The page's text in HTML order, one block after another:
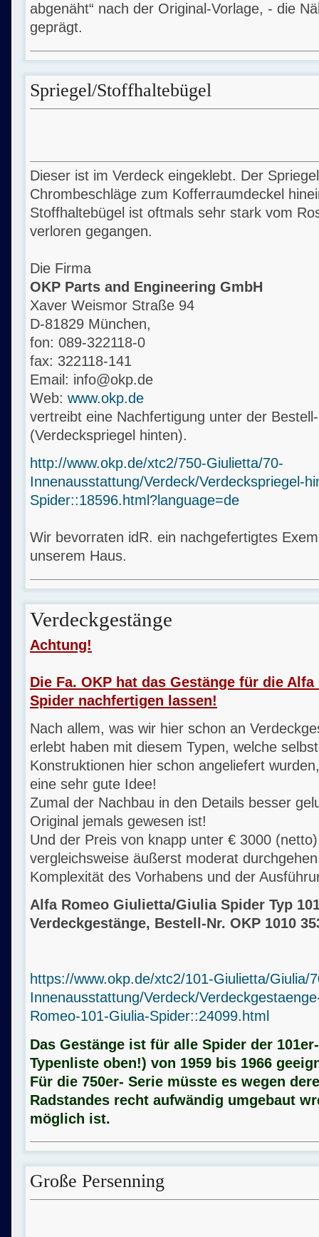
abgenäht“ nach der Original-Vorlage, - die
geprägt.
Spriegel/Stoffhaltebügel
Dieser ist im Verdeck eingeklebt. Der
Chrombeschläge zum Kofferraumdeckel
Stoffhaltebügel ist oftmals sehr stark vom
verloren gegangen.
Die Firma
OKP Parts and Engineering GmbH
Xaver Weismor Straße 94
D-81829 München,
fon: 089-322118-0
fax: 322118-141
Email: info@okp.de
Web: www.okp.de
vertreibt eine Nachfertigung unter der
(Verdeckspriegel hinten).
http://www.okp.de/xtc2/750-Giulietta/70-
Innenausstattung/Verdeck/Verdeckspriegel-
Spider::18596.html?language=de
Wir bevorraten idR. ein nachgefertigtes
unserem Haus.
Verdeckgestänge
Achtung!
Die Fa. OKP hat das Gestänge für die
Spider nachfertigen lassen!
Nach allem, was wir hier schon an
erlebt haben mit diesem Typen, welche
Konstruktionen hier schon angeliefert
eine sehr gute Idee!
Zumal der Nachbau in den Details besser
Original jemals gewesen ist!
Und der Preis von knapp unter € 3000
vergleichsweise äußerst moderat
Komplexität des Vorhabens und der
Alfa Romeo Giulietta/Giulia Spider Typ
Verdeckgestänge, Bestell-Nr. OKP 1010
https://www.okp.de/xtc2/101-Giulietta/Giulia/
Innenausstattung/Verdeck/
Romeo-101-Giulia-Spider::24099.html
Das Gestänge ist für alle Spider der
Typenliste oben!) von 1959 bis 1966
Für die 750er- Serie müsste es wegen
Radstandes recht aufwändig umgebaut
möglich ist.
Große Persenning